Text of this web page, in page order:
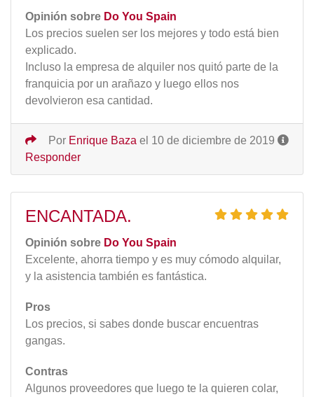
Opinión sobre Do You Spain
Los precios suelen ser los mejores y todo está bien
explicado.
Incluso la empresa de alquiler nos quitó parte de la
franquicia por un arañazo y luego ellos nos
devolvieron esa cantidad.
Por Enrique Baza el 10 de diciembre de 2019
Responder
ENCANTADA.
Opinión sobre Do You Spain
Excelente, ahorra tiempo y es muy cómodo alquilar,
y la asistencia también es fantástica.
Pros
Los precios, si sabes donde buscar encuentras
gangas.
Contras
Algunos proveedores que luego te la quieren colar,